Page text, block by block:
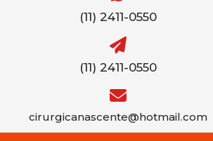
(11) 2411-0550
(11) 2411-0550
cirurgicanascente@hotmail.com